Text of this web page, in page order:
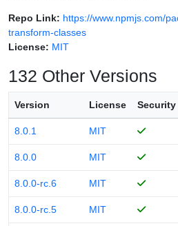
Repo Link: https://www.npmjs.com/
transform-classes
License: MIT
132 Other Versions
Version License Security
8.0.1 MIT
8.0.0 MIT
8.0.0-rc.6 MIT
8.0.0-rc.5 MIT